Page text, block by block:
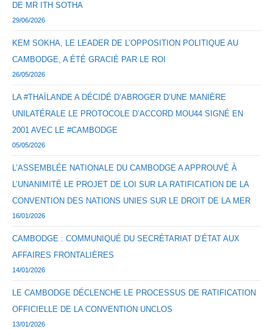
DE MR ITH SOTHA
29/06/2026
KEM SOKHA, LE LEADER DE L’OPPOSITION POLITIQUE AU
CAMBODGE, A ÉTÉ GRACIÉ PAR LE ROI
26/05/2026
LA #THAÏLANDE A DÉCIDÉ D’ABROGER D’UNE MANIÈRE
UNILATÉRALE LE PROTOCOLE D’ACCORD MOU44 SIGNÉ EN
2001 AVEC LE #CAMBODGE
05/05/2026
L’ASSEMBLÉE NATIONALE DU CAMBODGE A APPROUVÉ À
L’UNANIMITÉ LE PROJET DE LOI SUR LA RATIFICATION DE LA
CONVENTION DES NATIONS UNIES SUR LE DROIT DE LA MER
16/01/2026
CAMBODGE : COMMUNIQUÉ DU SECRÉTARIAT D’ÉTAT AUX
AFFAIRES FRONTALIÈRES
14/01/2026
LE CAMBODGE DÉCLENCHE LE PROCESSUS DE RATIFICATION
OFFICIELLE DE LA CONVENTION UNCLOS
13/01/2026